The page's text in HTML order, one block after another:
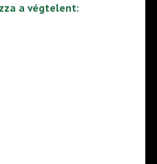
a végtelent: